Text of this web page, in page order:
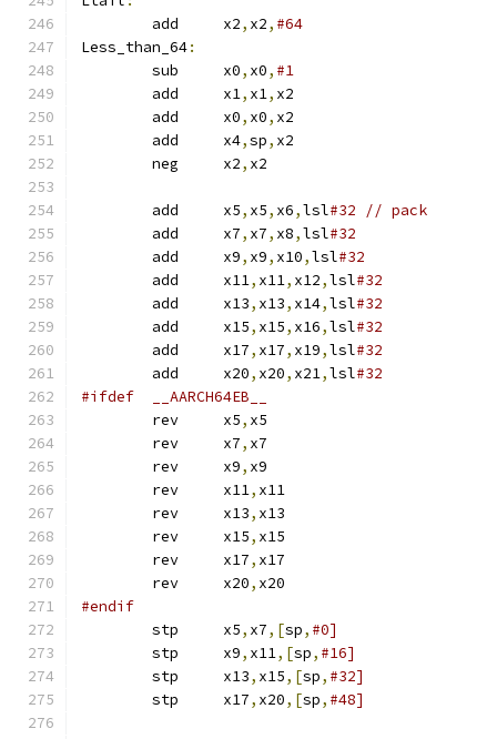
	add	x2
, x2, #64
Less_than_64:
	sub	x0
, x0, #1
	add	x1
, x1, x2
	add	x0
, x0, x2
	add	x4
,sp, x2
	neg	x2
, x2
	add	x5
, x5, x6,lsl
#32	// pack
	add	x7
, x7, x8,lsl#32
	add	x9
, x9, x10,lsl#32
	add	x11
, x11, x12,lsl#32
	add	x13
, x13, x14,lsl#32
	add	x15
, x15, x16,lsl#32
	add	x17
, x17, x19,lsl#32
	add	x20
, x20, x21,lsl#32
#ifdef	__AARCH64EB__
	rev	x5
, x5
	rev	x7
, x7
	rev	x9
, x9
	rev	x11
, x11
	rev	x13
, x13
	rev	x15
, x15
	rev	x17
, x17
	rev	x20
, x20
#endif
	stp	x5
, x7,[sp, #0]
	stp	x9
, x11,[sp, #16]
	stp	x13
, x15,[sp, #32]
	stp	x17
, x20,[sp, #48]